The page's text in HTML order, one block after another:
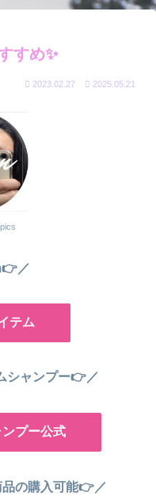
すめ✨
2023.02.27 2025.05.21
／
テム
シャンプー👉／
プー公式
の購入可能👉／